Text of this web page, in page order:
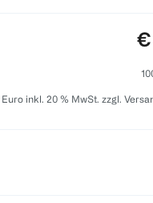
€
inkl. 20 % MwSt. zzgl.